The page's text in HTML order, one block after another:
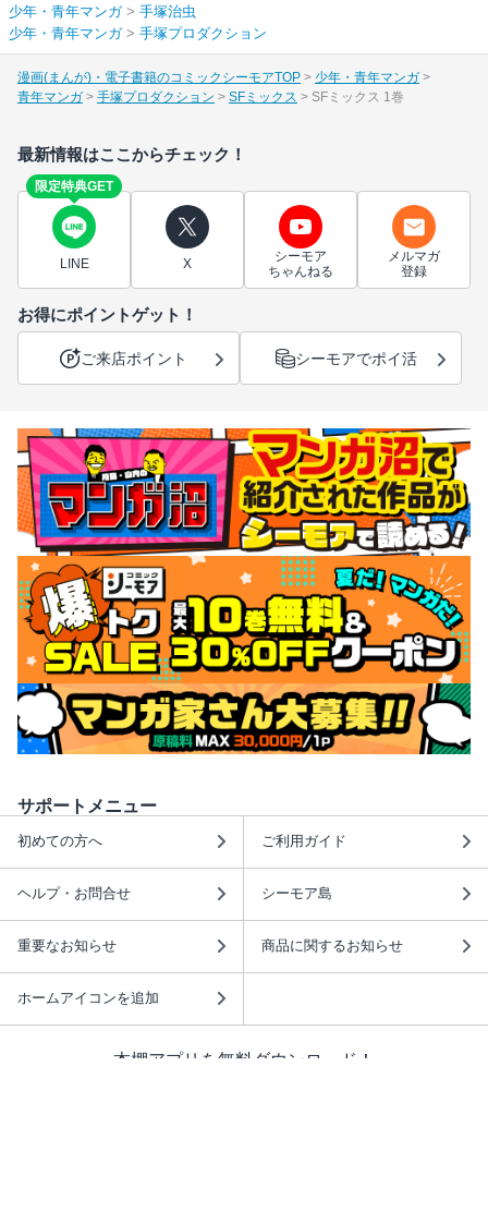
少年・青年マンガ> 手塚治虫
少年・青年マンガ> 手塚プロダクション
漫画(まんが)・電子書籍のコミックシーモアTOP
少年・青年マンガ
青年マンガ
手塚プロダクション SFミックス SFミックス 1巻
最新情報はここからチェック！
限定特典GET
LINE X
シーモア
ちゃんねる
メルマガ
登録
お得にポイントゲット！
ご来店ポイント シーモアでポイ活
サポートメニュー
初めての方へ ご利用ガイド
ヘルプ・お問合せ シーモア島
重要なお知らせ 商品に関するお知らせ
ホームアイコンを追加
本棚アプリを無料ダウンロード！